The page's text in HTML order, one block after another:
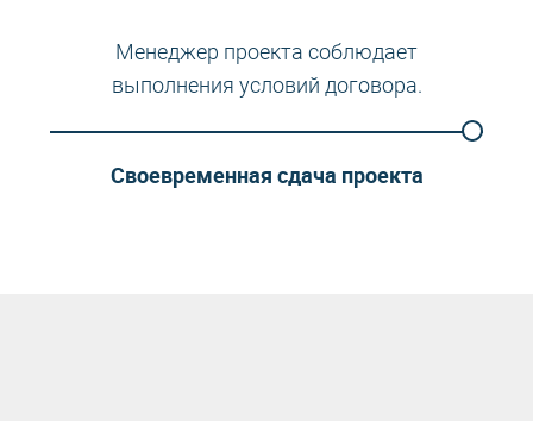
Менеджер проекта соблюдает
выполнения условий договора.
Своевременная сдача проекта